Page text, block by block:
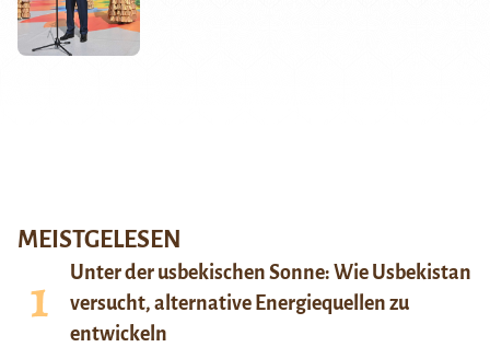
MEISTGELESEN
Unter der usbekischen Sonne: Wie Usbekistan
versucht, alternative Energiequellen zu
entwickeln